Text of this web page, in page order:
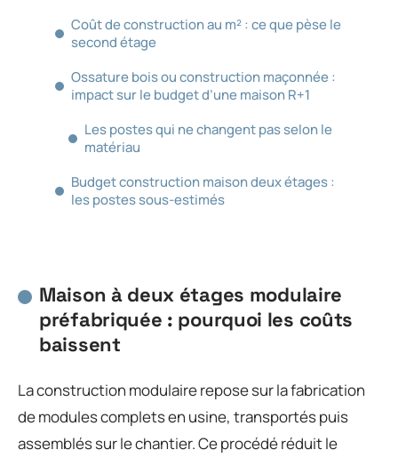
Coût de construction au m² : ce que pèse le
second étage
Ossature bois ou construction maçonnée :
impact sur le budget d’une maison R+1
Les postes qui ne changent pas selon le
matériau
Budget construction maison deux étages :
les postes sous-estimés
Maison à deux étages modulaire
préfabriquée : pourquoi les coûts
baissent
La construction modulaire repose sur la fabrication
de modules complets en usine, transportés puis
assemblés sur le chantier. Ce procédé réduit le